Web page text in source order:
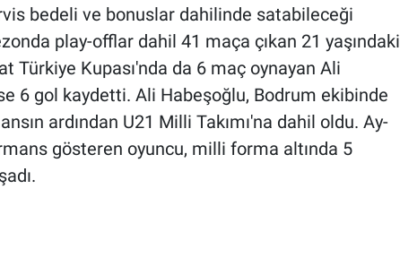
bedeli ve bonuslar dahilinde satabileceği
play-offlar dahil 41 maça çıkan 21 yaşındaki
Türkiye Kupası'nda da 6 maç oynayan Ali
6 gol kaydetti. Ali Habeşoğlu, Bodrum ekibinde
ardından U21 Milli Takımı'na dahil oldu. Ay-
gösteren oyuncu, milli forma altında 5